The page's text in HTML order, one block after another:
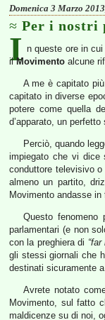
Domenica 3 Marzo
Per i nostri
I n queste ore in
ilMovimento alcune
A me è capitato
capitato in diverse
potere come quella
d’apparato, un
Perciò, quando
impiegato che vi dice
conduttore televisivo
almeno un partito,
Movimento andasse in
Questo
parlamentari (e non
con la preghiera di
gli stessi giornali che
destinati sicuramente
Avrete notato
Movimento, sul fatto
maldicenze su di noi,